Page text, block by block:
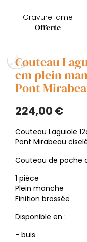
Gravure lame
Offerte
Couteau
cm plein
Pont
224,00 €
Couteau Laguiole
Pont Mirabeau
Couteau de poche
1 pièce
Plein manche
Finition brossée
Disponible en :
- buis